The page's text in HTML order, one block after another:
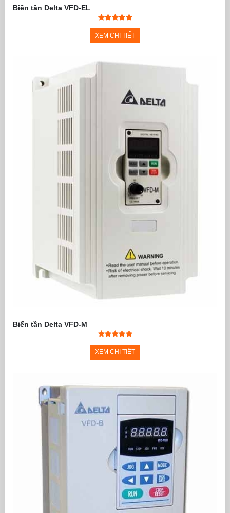
Biến tần Delta VFD-EL
XEM CHI TIẾT
Biến tần Delta VFD-M
XEM CHI TIẾT